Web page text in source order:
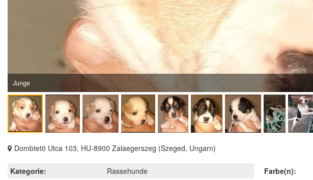
Junge
Dombtetö Utca 103, HU-8900 Zalaegerszeg (Szeged, Ungarn)
Kategorie:
Rassehunde
Farbe(n):